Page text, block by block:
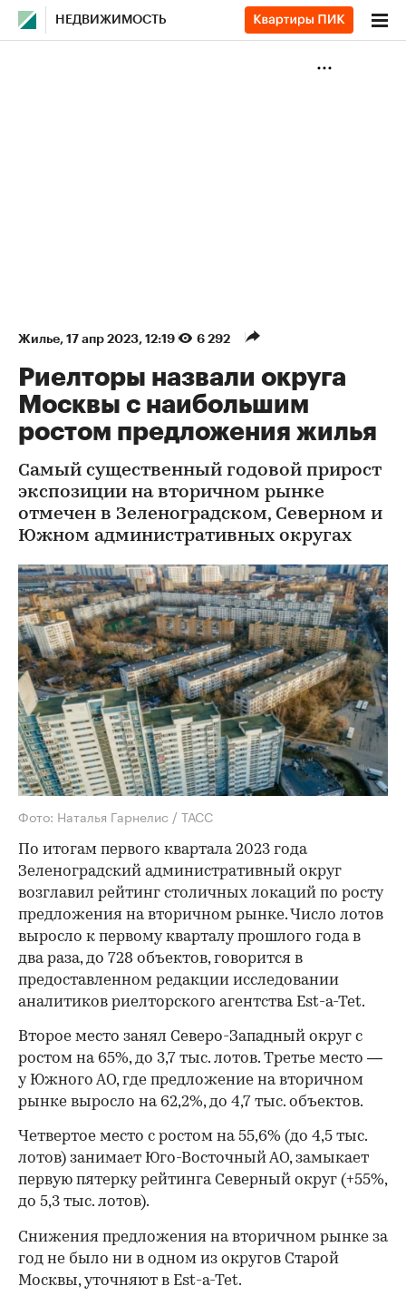
НЕДВИЖИМОСТЬ
Жилье⁠, 17 апр 2023, 12:19 6 292
Риелторы назвали округа
Москвы с наибольшим
ростом предложения жилья
Самый существенный годовой прирост
экспозиции на вторичном рынке
отмечен в Зеленоградском, Северном и
Южном административных округах
Фото: Наталья Гарнелис / ТАСС
По итогам первого квартала 2023 года
Зеленоградский административный округ
возглавил рейтинг столичных локаций по росту
предложения на вторичном рынке. Число лотов
выросло к первому кварталу прошлого года в
два раза, до 728 объектов, говорится в
предоставленном редакции исследовании
аналитиков риелторского агентства Est-a-Tet.
Второе место занял Северо-Западный округ с
ростом на 65%, до 3,7 тыс. лотов. Третье место —
у Южного АО, где предложение на вторичном
рынке выросло на 62,2%, до 4,7 тыс. объектов.
Четвертое место с ростом на 55,6% (до 4,5 тыс.
лотов) занимает Юго-Восточный АО, замыкает
первую пятерку рейтинга Северный округ (+55%,
до 5,3 тыс. лотов).
Снижения предложения на вторичном рынке за
год не было ни в одном из округов Старой
Москвы, уточняют в Est-a-Tet.